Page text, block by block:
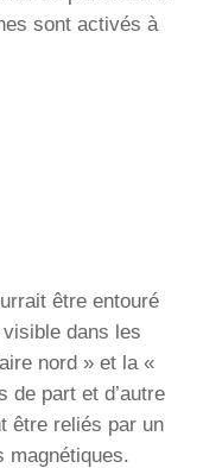
sont activés à
être entouré
visible dans les
nord » et la «
de part et d’autre
être reliés par un
magnétiques.